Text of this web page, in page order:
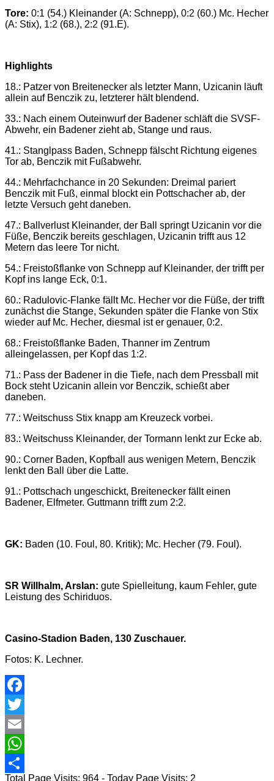
Tore: 0:1 (54.) Kleinander (A: Schnepp), 0:2 (60.) Mc. Hecher
(A: Stix), 1:2 (68.), 2:2 (91.E).
Highlights
18.: Patzer von Breitenecker als letzter Mann, Uzicanin läuft
allein auf Benczik zu, letzterer hält blendend.
33.: Nach einem Outeinwurf der Badener schläft die SVSF-
Abwehr, ein Badener zieht ab, Stange und raus.
41.: Stanglpass Baden, Schnepp fälscht Richtung eigenes
Tor ab, Benczik mit Fußabwehr.
44.: Mehrfachchance in 20 Sekunden: Dreimal pariert
Benczik mit Fuß, einmal blockt ein Pottschacher ab, der
letzte Versuch geht daneben.
47.: Ballverlust Kleinander, der Ball springt Uzicanin vor die
Füße, Benczik bereits geschlagen, Uzicanin trifft aus 12
Metern das leere Tor nicht.
54.: Freistoßflanke von Schnepp auf Kleinander, der trifft per
Kopf ins lange Eck, 0:1.
60.: Radulovic-Flanke fällt Mc. Hecher vor die Füße, der trifft
zunächst die Stange, Sekunden später die Flanke von Stix
wieder auf Mc. Hecher, diesmal ist er genauer, 0:2.
68.: Freistoßflanke Baden, Thanner im Zentrum
alleingelassen, per Kopf das 1:2.
71.: Pass der Badener in die Tiefe, nach dem Pressball mit
Bock steht Uzicanin allein vor Benczik, schießt aber
daneben.
77.: Weitschuss Stix knapp am Kreuzeck vorbei.
83.: Weitschuss Kleinander, der Tormann lenkt zur Ecke ab.
90.: Corner Baden, Kopfball aus wenigen Metern, Benczik
lenkt den Ball über die Latte.
91.: Pottschach ungeschickt, Breitenecker fällt einen
Badener, Elfmeter. Guttmann trifft zum 2:2.
GK: Baden (10. Foul, 80. Kritik); Mc. Hecher (79. Foul).
SR Willhalm, Arslan: gute Spielleitung, kaum Fehler, gute
Leistung des Schiriduos.
Casino-Stadion Baden, 130 Zuschauer.
Fotos: K. Lechner.
Facebook
Twitter
Email
WhatsApp
Total Page Visits: 964 - Today Page Visits: 2